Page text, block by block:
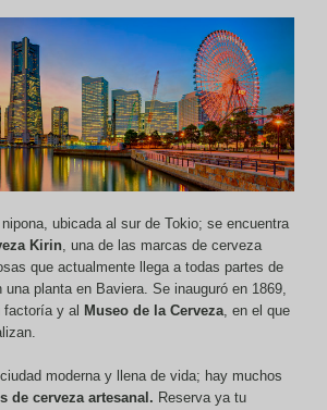
ubicada al sur de Tokio; se encuentra
Kirin, una de las marcas de cerveza
que actualmente llega a todas partes de
una planta en Baviera. Se inauguró en 1869,
y al Museo de la Cerveza, en el que
moderna y llena de vida; hay muchos
de cerveza artesanal. Reserva ya tu